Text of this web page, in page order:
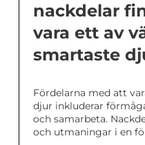
nackdelar
vara ett av
smartaste
Fördelarna med att
djur inkluderar
och samarbeta.
och utmaningar i en